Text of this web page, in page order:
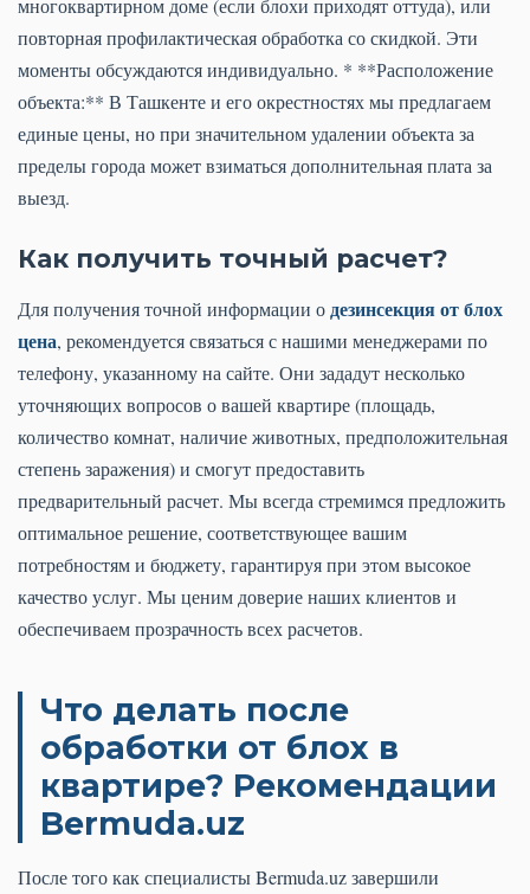
многоквартирном доме (если блохи приходят оттуда), или
повторная профилактическая обработка со скидкой. Эти
моменты обсуждаются индивидуально. * **Расположение
объекта:** В Ташкенте и его окрестностях мы предлагаем
единые цены, но при значительном удалении объекта за
пределы города может взиматься дополнительная плата за
выезд.
Как получить точный расчет?
Для получения точной информации одезинсекция от блох
цена, рекомендуется связаться с нашими менеджерами по
телефону, указанному на сайте. Они зададут несколько
уточняющих вопросов о вашей квартире (площадь,
количество комнат, наличие животных, предположительная
степень заражения) и смогут предоставить
предварительный расчет. Мы всегда стремимся предложить
оптимальное решение, соответствующее вашим
потребностям и бюджету, гарантируя при этом высокое
качество услуг. Мы ценим доверие наших клиентов и
обеспечиваем прозрачность всех расчетов.
Что делать после
обработки от блох в
квартире? Рекомендации
Bermuda.uz
После того как специалисты Bermuda.uz завершили